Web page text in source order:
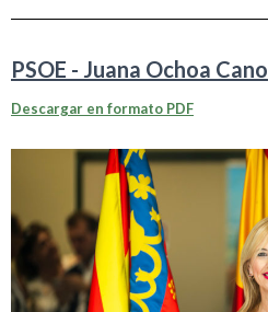
PSOE - Juana Ochoa Cano
Descargar en formato PDF